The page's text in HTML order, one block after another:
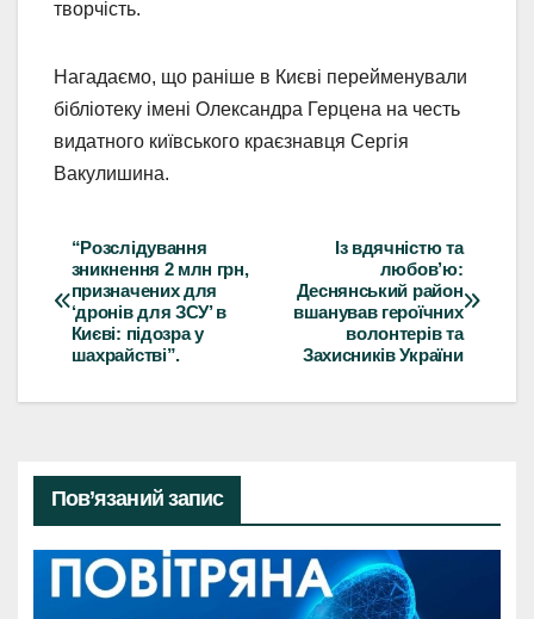
творчість.
Нагадаємо, що раніше в Києві перейменували
бібліотеку імені Олександра Герцена на честь
видатного київського краєзнавця Сергія
Вакулишина.
Навігація
записів
Із вдячністю та
любов’ю:
Деснянський район
вшанував героїчних
волонтерів та
Захисників України
“Розслідування
зникнення 2 млн грн,
призначених для
‘дронів для ЗСУ’ в
Києві: підозра у
шахрайстві”.
Пов’язаний запис